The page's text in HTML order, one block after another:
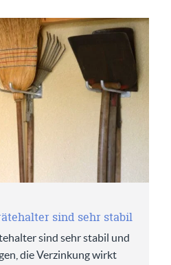
sind sehr stabil
sind sehr stabil und
die Verzinkung wirkt